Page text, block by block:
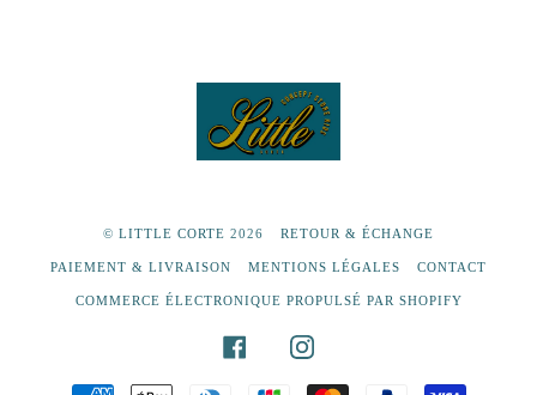
© LITTLE CORTE 2026 RETOUR & ÉCHANGE
PAIEMENT & LIVRAISON MENTIONS LÉGALES CONTACT
COMMERCE ÉLECTRONIQUE PROPULSÉ PAR SHOPIFY
FACEBOOKINSTAGRAM